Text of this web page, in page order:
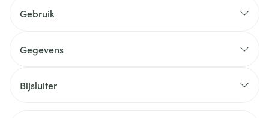
Gebruik
Gegevens
Bijsluiter